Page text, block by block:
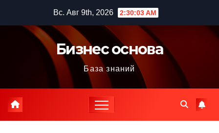
содержимому
Вс. Авг 9th, 2026 2:30:04 AM
Бизнес основа
База знаний